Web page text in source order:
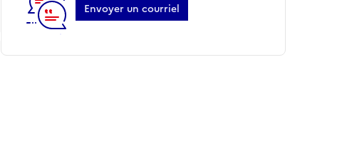
Envoyer un courriel